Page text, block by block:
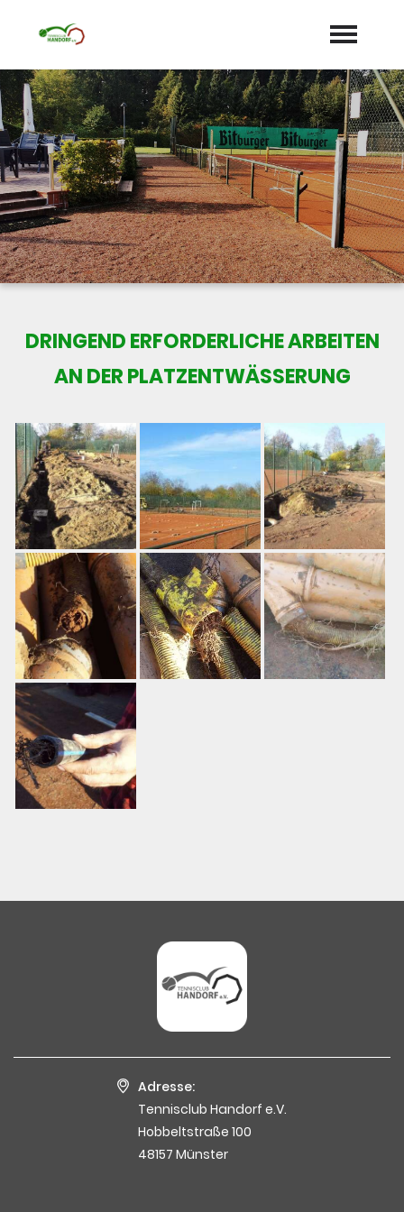
Startseite
Aktuelles
Termine
Unser Verein expand_more
Mannschaften
Training
Platzbuchung
DRINGEND ERFORDERLICHE ARBEITEN
AN DER PLATZENTWÄSSERUNG
Adresse:
Tennisclub Handorf e.V.
Hobbeltstraße 100
48157 Münster